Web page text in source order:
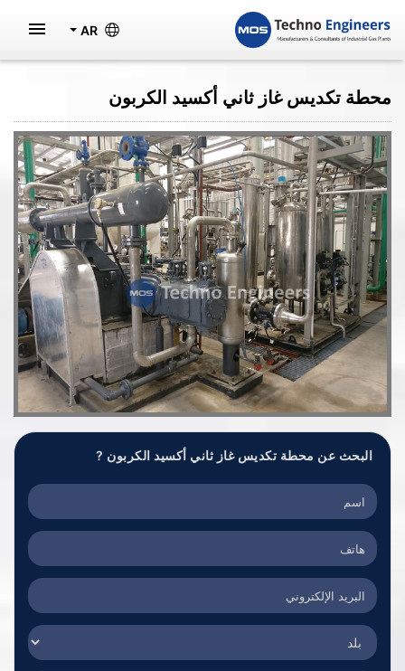
AR
محطة تكديس غاز ثاني أكسيد الكربون
البحث عن محطة تكديس غاز ثاني أكسيد الكربون ?